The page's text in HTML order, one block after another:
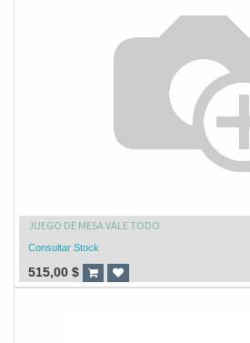
JUEGO DE MESA VALE TODO
Consultar Stock
515,00 $